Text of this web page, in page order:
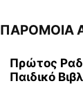
ΠΑΡΟΜΟΙΑ
Πρώτος
Παιδικό